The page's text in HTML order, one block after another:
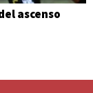
ascenso